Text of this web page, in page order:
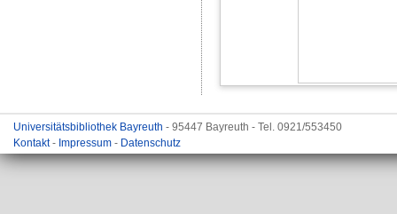
Universitätsbibliothek Bayreuth - 95447 Bayreuth - Tel. 0921/553450
Kontakt- Impressum - Datenschutz